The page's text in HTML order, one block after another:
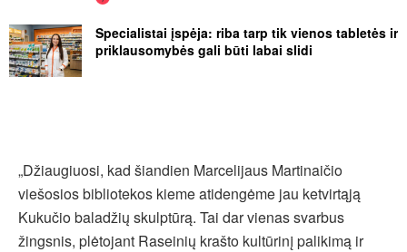
Specialistai įspėja: riba tarp tik vienos tabletės ir
priklausomybės gali būti labai slidi
„Džiaugiuosi, kad šiandien Marcelijaus Martinaičio
viešosios bibliotekos kieme atidengėme jau ketvirtąją
Kukučio baladžių skulptūrą. Tai dar vienas svarbus
žingsnis, plėtojant Raseinių krašto kultūrinį palikimą ir